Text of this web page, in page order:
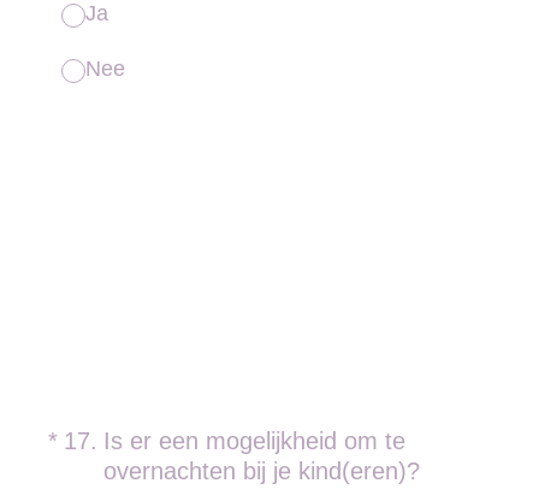
Ja
Nee
* 17. Is er een mogelijkheid om te
overnachten bij je kind(eren)?
(Vereist.)